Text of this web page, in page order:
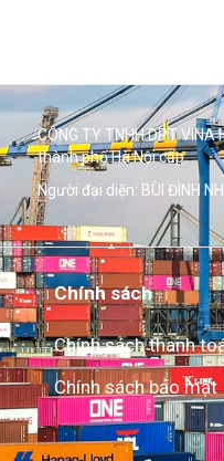
CÔNG TY TNHH DPT
thành phố Hà Nội cấp.
Người đại diện: BÙI ĐÌNH
Chính sách
Chính sách thanh
Chính sách bảo mật